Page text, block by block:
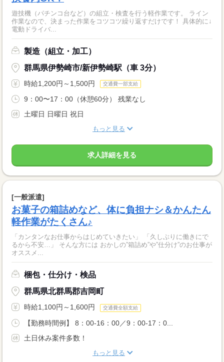
遊技機（パチンコ台など）の組立・検査を行う軽作業です。 ライン
作業なので、決まった作業をコツコツ繰り返すだけです！ 具体的に↓
電動ドライバ...
製造（組立・加工）
群馬県伊勢崎市/新伊勢崎駅（車 3分）
時給1,200円～1,500円 交通費一部支給
9：00〜17：00（休憩60分） 残業なし
土曜日 日曜日 祝日
もっと見る
求人詳細を見る
[一般派遣]
お菓子の箱詰めなど、体に負担ナシ＆かんたん
軽作業がたくさん♪
「カンタンなお仕事からはじめていきたい」 「久しぶりに働きにで
るから不安…」 そんな方には おかしの”箱詰め”や”仕分け”のお仕事が
オススメ...
梱包・仕分け・検品
群馬県北群馬郡吉岡町
時給1,100円～1,600円 交通費全額支給
【勤務時間例】 8：00-16：00／9：00-17：0...
土日休み案件多数！
もっと見る